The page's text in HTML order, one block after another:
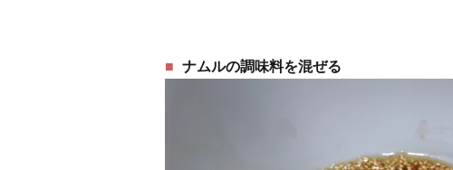
ナムルの調味料を混ぜる